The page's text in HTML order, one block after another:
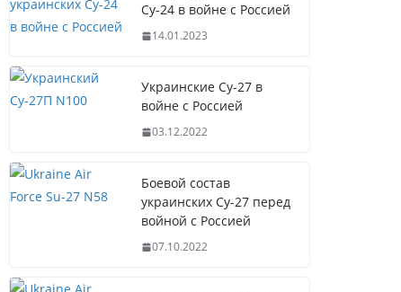
Су-24 в войне с Россией
14.01.2023
Украинские Су-27 в
войне с Россией
03.12.2022
Боевой состав
украинских Су-27 перед
войной с Россией
07.10.2022